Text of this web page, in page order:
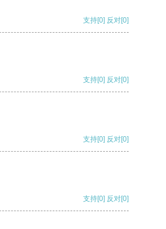
支持[0] 反对[0]
支持[0] 反对[0]
支持[0] 反对[0]
支持[0] 反对[0]